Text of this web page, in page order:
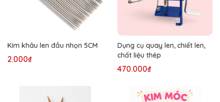
Kim khâu len đầu nhọn 5CM
2.000₫
Dụng cụ quay len, chiết len,
chất liệu thép
470.000₫